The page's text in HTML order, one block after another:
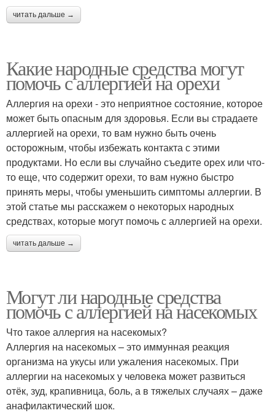
читать дальше →
Какие народные средства могут
помочь с аллергией на орехи
Аллергия на орехи - это неприятное состояние, которое
может быть опасным для здоровья. Если вы страдаете
аллергией на орехи, то вам нужно быть очень
осторожным, чтобы избежать контакта с этими
продуктами. Но если вы случайно съедите орех или что-
то еще, что содержит орехи, то вам нужно быстро
принять меры, чтобы уменьшить симптомы аллергии. В
этой статье мы расскажем о некоторых народных
средствах, которые могут помочь с аллергией на орехи.
читать дальше →
Могут ли народные средства
помочь с аллергией на насекомых
Что такое аллергия на насекомых?
Аллергия на насекомых – это иммунная реакция
организма на укусы или ужаления насекомых. При
аллергии на насекомых у человека может развиться
отёк, зуд, крапивница, боль, а в тяжелых случаях – даже
анафилактический шок.